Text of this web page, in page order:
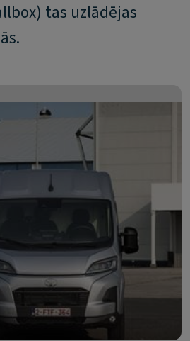
tas uzlādējas